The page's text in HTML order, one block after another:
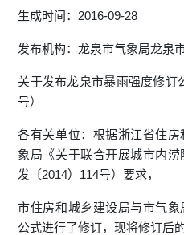
生成时间：2016-09-28
发布机构：龙泉市气象局龙泉
关于发布龙泉市暴雨强度修订
号）
各有关单位：根据浙江省住
象局《关于联合开展城市内
发〔2014）114号）要求，
市住房和城乡建设局与市气
公式进行了修订，现将修订后